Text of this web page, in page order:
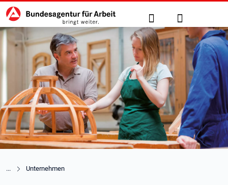
zu den Hauptinhalten springen
Hauptnavigation Suche Anmelden
Unternehmen